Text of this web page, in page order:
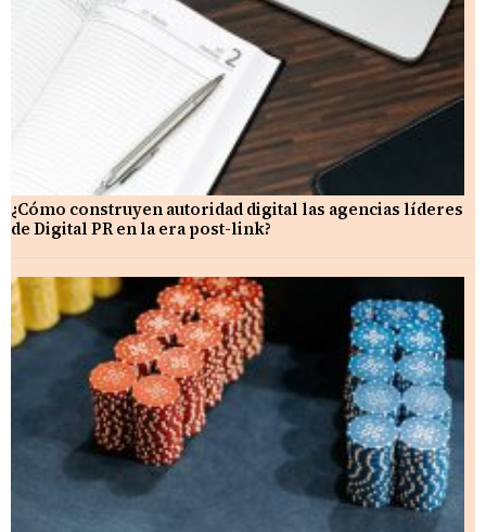
¿Cómo construyen autoridad digital las agencias líderes
de Digital PR en la era post-link?